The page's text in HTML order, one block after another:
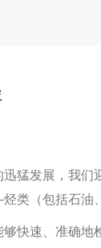
猛发展，我
类（包括石油
速、准确地